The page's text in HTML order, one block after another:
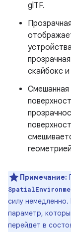
glTF.
скайбокс
Смешанная
Примечание:
силу
параметр,
перейдет в